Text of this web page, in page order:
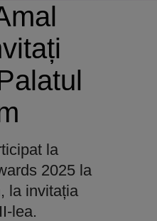
la
2025 la
la invitația
lea.